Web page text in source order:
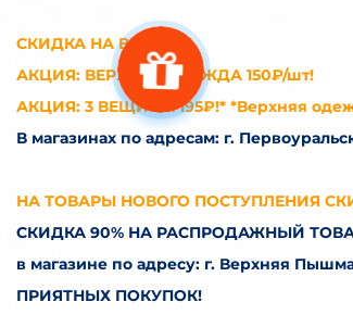
СКИДКА НА ВСЕ 80%!
АКЦИЯ: ВЕРХНЯЯ ОДЕЖДА 150₽/шт!
АКЦИЯ: 3 ВЕЩИ ЗА 195₽!* *Верхняя
В магазинах по адресам: г.
НА ТОВАРЫ НОВОГО ПОСТУПЛЕНИЯ
СКИДКА 90% НА РАСПРОДАЖНЫЙ
в магазине по адресу: г. Верхняя
ПРИЯТНЫХ ПОКУПОК!